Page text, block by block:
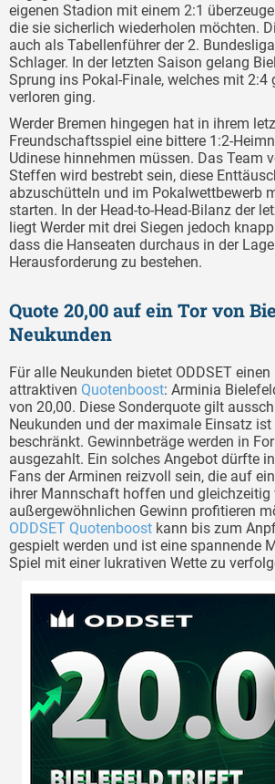
eigenen Stadion mit einem 2:1
die sie sicherlich wiederholen möchten.
auch als Tabellenführer der 2.
Schlager. In der letzten Saison gelang
Sprung ins Pokal-Finale, welches mit 2:4
verloren ging.
Werder Bremen hingegen hat in ihrem
Freundschaftsspiel eine bittere 1:2-
Udinese hinnehmen müssen. Das Team
Steffen wird bestrebt sein, diese
abzuschütteln und im Pokalwettbewerb
starten. In der Head-to-Head-Bilanz der
liegt Werder mit drei Siegen jedoch
dass die Hanseaten durchaus in der
Herausforderung zu bestehen.
Quote 20,00 auf ein Tor von
Neukunden
Für alle Neukunden bietet ODDSET einen
attraktiven Quotenboost: Arminia
von 20,00. Diese Sonderquote gilt
Neukunden und der maximale Einsatz
beschränkt. Gewinnbeträge werden in
ausgezahlt. Ein solches Angebot dürfte
Fans der Arminen reizvoll sein, die auf
ihrer Mannschaft hoffen und gleichzeitig
außergewöhnlichen Gewinn profitieren
ODDSET Quotenboost kann bis zum
gespielt werden und ist eine spannende
Spiel mit einer lukrativen Wette zu